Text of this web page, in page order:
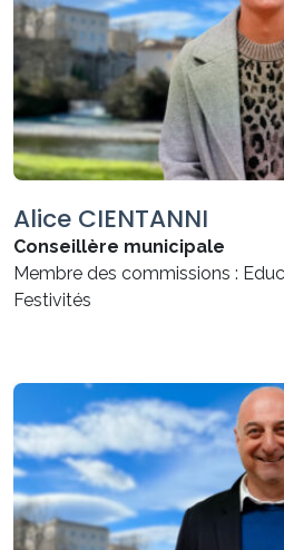
Alice CIENTANNI
Conseillère municipale
Membre des commissions :
Festivités